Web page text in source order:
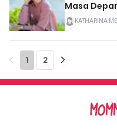
Masa
KATHARINA
1 2